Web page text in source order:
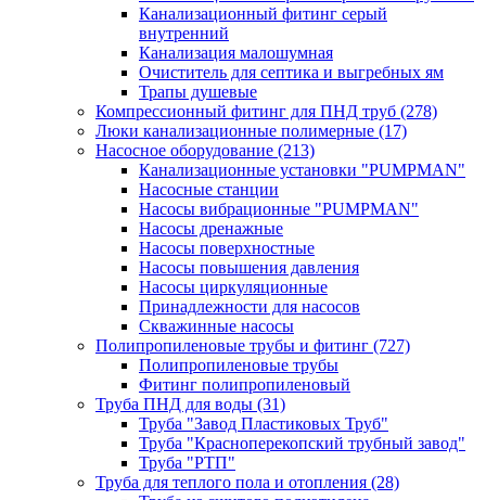
Канализационный фитинг серый
внутренний
Канализация малошумная
Очиститель для септика и выгребных ям
Трапы душевые
Компрессионный фитинг для ПНД труб (278)
Люки канализационные полимерные (17)
Насосное оборудование (213)
Канализационные установки "PUMPMAN"
Насосные станции
Насосы вибрационные "PUMPMAN"
Насосы дренажные
Насосы поверхностные
Насосы повышения давления
Насосы циркуляционные
Принадлежности для насосов
Скважинные насосы
Полипропиленовые трубы и фитинг (727)
Полипропиленовые трубы
Фитинг полипропиленовый
Труба ПНД для воды (31)
Труба "Завод Пластиковых Труб"
Труба "Красноперекопский трубный завод"
Труба "РТП"
Труба для теплого пола и отопления (28)